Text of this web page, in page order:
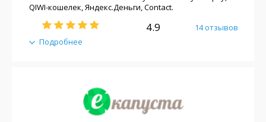
Подробнее
QIWI-кошелек, Яндекс.Деньги, Contact.
4.9 14 отзывов